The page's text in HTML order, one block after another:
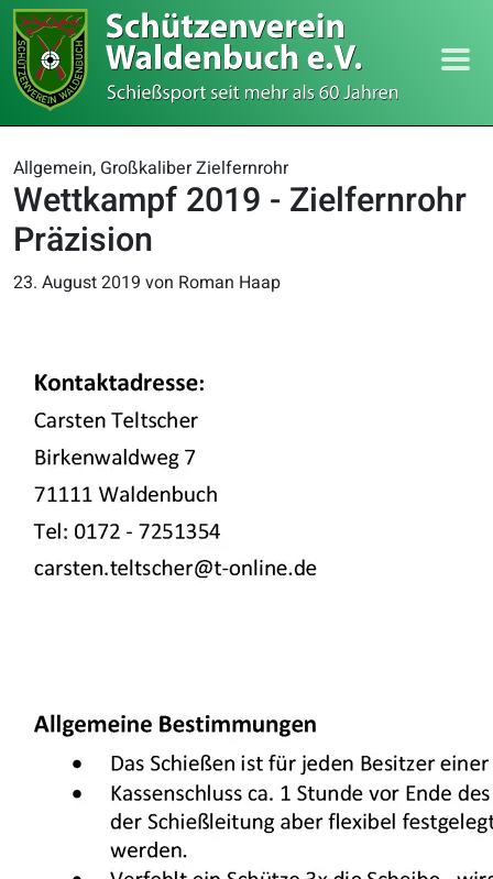
Allgemein, Großkaliber Zielfernrohr
Wettkampf 2019 - Zielfernrohr
Präzision
23. August 2019 von Roman Haap